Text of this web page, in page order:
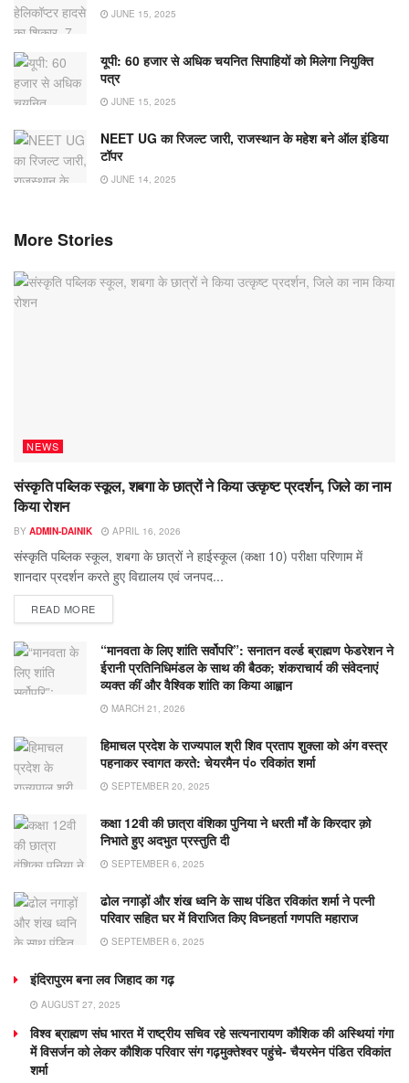
JUNE 15, 2025
यूपी: 60 हजार से अधिक चयनित सिपाहियों को मिलेगा नियुक्ति
पत्र
JUNE 15, 2025
NEET UG का रिजल्ट जारी, राजस्थान के महेश बने ऑल इंडिया
टॉपर
JUNE 14, 2025
More Stories
NEWS
संस्कृति पब्लिक स्कूल, शबगा के छात्रों ने किया उत्कृष्ट प्रदर्शन, जिले का नाम
किया रोशन
BY ADMIN-DAINIK APRIL 16, 2026
संस्कृति पब्लिक स्कूल, शबगा के छात्रों ने हाईस्कूल (कक्षा 10) परीक्षा परिणाम में
शानदार प्रदर्शन करते हुए विद्यालय एवं जनपद...
READ MORE
“मानवता के लिए शांति सर्वोपरि”: सनातन वर्ल्ड ब्राह्मण फेडरेशन ने
ईरानी प्रतिनिधिमंडल के साथ की बैठक; शंकराचार्य की संवेदनाएं
व्यक्त कीं और वैश्विक शांति का किया आह्वान
MARCH 21, 2026
हिमाचल प्रदेश के राज्यपाल श्री शिव प्रताप शुक्ला को अंग वस्त्र
पहनाकर स्वागत करते: चेयरमैन पं० रविकांत शर्मा
SEPTEMBER 20, 2025
कक्षा 12वी की छात्रा वंशिका पुनिया ने धरती माँ के किरदार क़ो
निभाते हुए अदभुत प्रस्तुति दी
SEPTEMBER 6, 2025
ढोल नगाड़ों और शंख ध्वनि के साथ पंडित रविकांत शर्मा ने पत्नी
परिवार सहित घर में विराजित किए विघ्नहर्ता गणपति महाराज
SEPTEMBER 6, 2025
इंदिरापुरम बना लव जिहाद का गढ़
AUGUST 27, 2025
विश्व ब्राह्मण संघ भारत में राष्ट्रीय सचिव रहे सत्यनारायण कौशिक की अस्थियां गंगा
में विसर्जन को लेकर कौशिक परिवार संग गढ़मुक्तेश्वर पहुंचे- चैयरमेन पंडित रविकांत
शर्मा